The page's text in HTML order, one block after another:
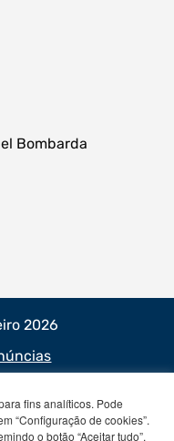
Bombarda
2026
fins analíticos. Pode
“Configuração de cookies”.
o botão “Aceitar tudo”.